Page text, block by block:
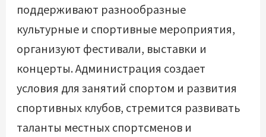
поддерживают разнообразные
культурные и спортивные мероприятия,
организуют фестивали, выставки и
концерты. Администрация создает
условия для занятий спортом и развития
спортивных клубов, стремится развивать
таланты местных спортсменов и